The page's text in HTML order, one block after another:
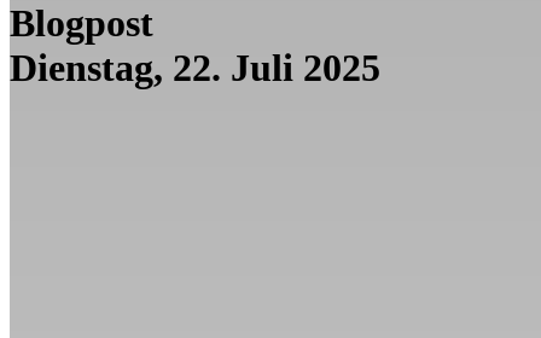
Blogpost
Dienstag, 22. Juli 2025